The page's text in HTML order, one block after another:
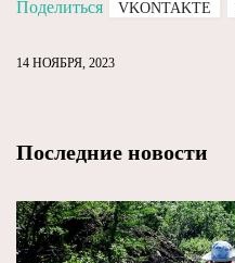
Поделиться VKONTAKTE
14 НОЯБРЯ, 2023
Последние новости